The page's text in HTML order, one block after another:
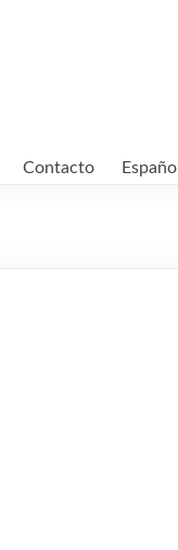
Contacto Español